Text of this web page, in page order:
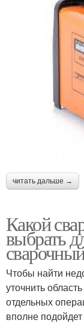
читать дальше →
Какой
выбрать
Чтобы найти
уточнить
отдельных
вполне